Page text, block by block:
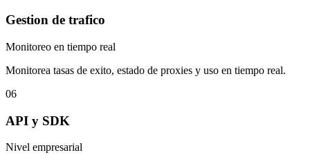
Gestion de trafico
Monitoreo en tiempo real
Monitorea tasas de exito, estado de proxies y uso en tiempo real.
06
API y SDK
Nivel empresarial